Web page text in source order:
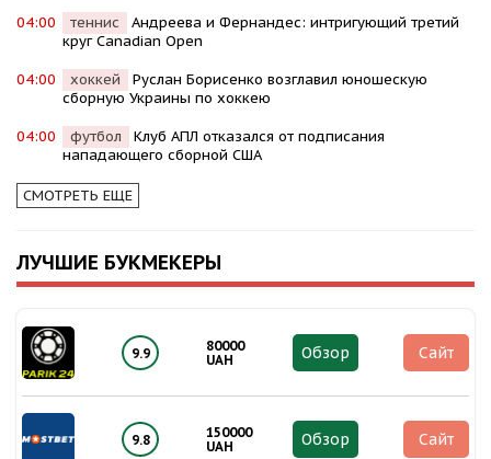
04:00 теннис
Андреева и Фернандес: интригующий третий
круг Canadian Open
04:00 хоккей
Руслан Борисенко возглавил юношескую
сборную Украины по хоккею
04:00 футбол
Клуб АПЛ отказался от подписания
нападающего сборной США
СМОТРЕТЬ ЕЩЕ
ЛУЧШИЕ БУКМЕКЕРЫ
9.9
80000
UAH
Обзор Сайт
9.8
150000
UAH
Обзор Сайт